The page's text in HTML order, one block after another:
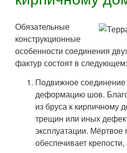
Обязательные
конструкционные
особенности соединения
фактур состоят в следующем:
Подвижное
деформацию шов.
из бруса к кирпичному
трещин или иных
эксплуатации. Мёртвое
обеспечивает